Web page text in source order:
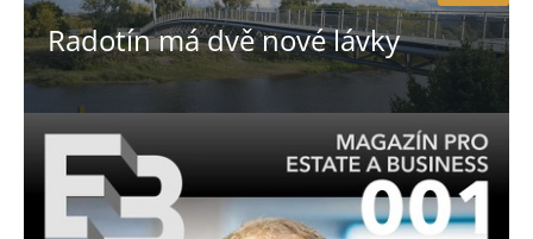
Radotín má dvě nové lávky